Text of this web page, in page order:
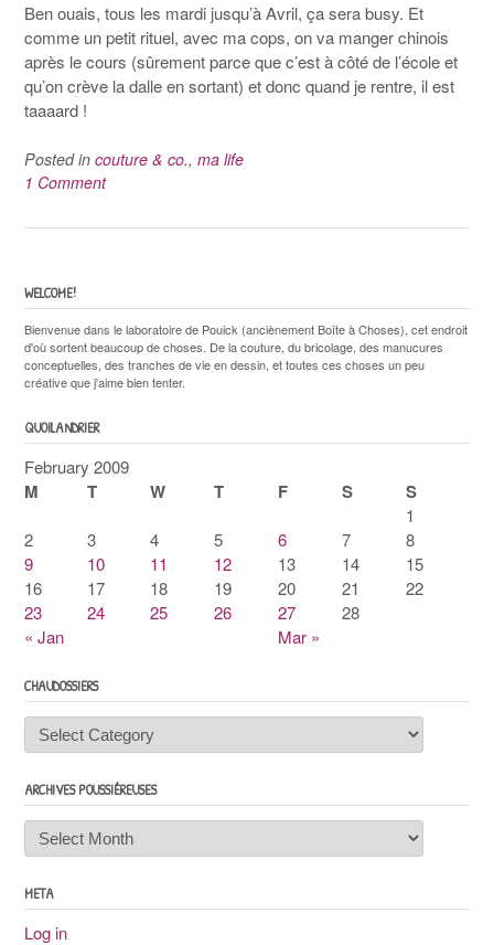
Ben ouais, tous les mardi jusqu’à Avril, ça sera busy. Et
comme un petit rituel, avec ma cops, on va manger chinois
après le cours (sûrement parce que c’est à côté de l’école et
qu’on crève la dalle en sortant) et donc quand je rentre, il est
taaaard !
Posted in couture & co., ma life
1 Comment
WELCOME!
Bienvenue dans le laboratoire de Pouick (anciènement Boîte à Choses), cet endroit
d'où sortent beaucoup de choses. De la couture, du bricolage, des manucures
conceptuelles, des tranches de vie en dessin, et toutes ces choses un peu
créative que j'aime bien tenter.
QUOILANDRIER
February 2009
M T W T F S S
« Jan Mar »
1
2
3 4 5 6 7
8
9
10 11 12 13 14
15
16
17 18 19 20 21
22
23
24 25 26 27 28
CHAUDOSSIERS
Chaudossiers
ARCHIVES POUSSIÉREUSES
Archives
poussiéreuses
META
Log in